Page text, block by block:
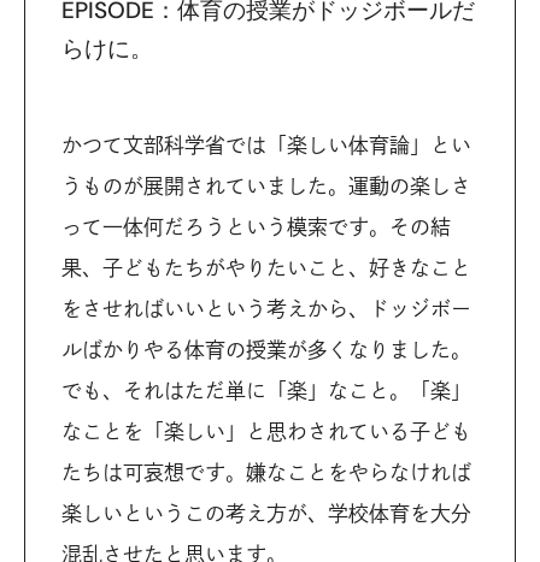
EPISODE：体育の授業がドッジボールだ
らけに。
かつて文部科学省では「楽しい体育論」とい
うものが展開されていました。運動の楽しさ
って一体何だろうという模索です。その結
果、子どもたちがやりたいこと、好きなこと
をさせればいいという考えから、ドッジボー
ルばかりやる体育の授業が多くなりました。
でも、それはただ単に「楽」なこと。「楽」
なことを「楽しい」と思わされている子ども
たちは可哀想です。嫌なことをやらなければ
楽しいというこの考え方が、学校体育を大分
混乱させたと思います。